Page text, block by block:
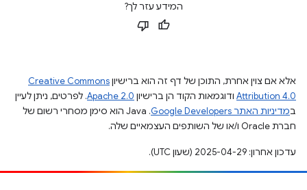
המידע עזר לך?
אלא אם צוין אחרת, התוכן של דף זה הוא ברישיוןCreative Commons
Attribution 4.0 ודוגמאות הקוד הן ברישיון Apache 2.0. לפרטים, ניתן לעיין
במדיניות האתר Google Developers‏
.‏ Java הוא סימן מסחרי רשום של
חברת Oracle ו/או של השותפים העצמאיים שלה.
עדכון אחרון: 2025-04-29 (שעון UTC).